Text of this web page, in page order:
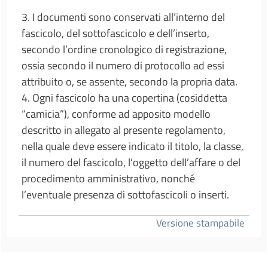
3. I documenti sono conservati all’interno del
fascicolo, del sottofascicolo e dell’inserto,
secondo l’ordine cronologico di registrazione,
ossia secondo il numero di protocollo ad essi
attribuito o, se assente, secondo la propria data.
4. Ogni fascicolo ha una copertina (cosiddetta
“camicia”), conforme ad apposito modello
descritto in allegato al presente regolamento,
nella quale deve essere indicato il titolo, la classe,
il numero del fascicolo, l’oggetto dell’affare o del
procedimento amministrativo, nonché
l’eventuale presenza di sottofascicoli o inserti.
Versione stampabile